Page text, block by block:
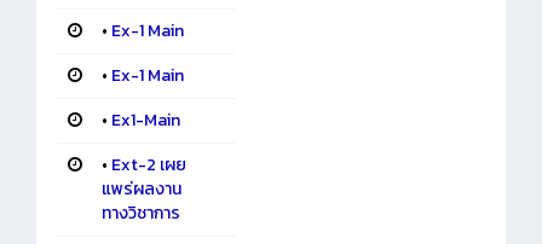
• Ex-1 Main
• Ex-1 Main
• Ex1-Main
• Ext-2 เผย
แพร่ผลงาน
ทางวิชาการ